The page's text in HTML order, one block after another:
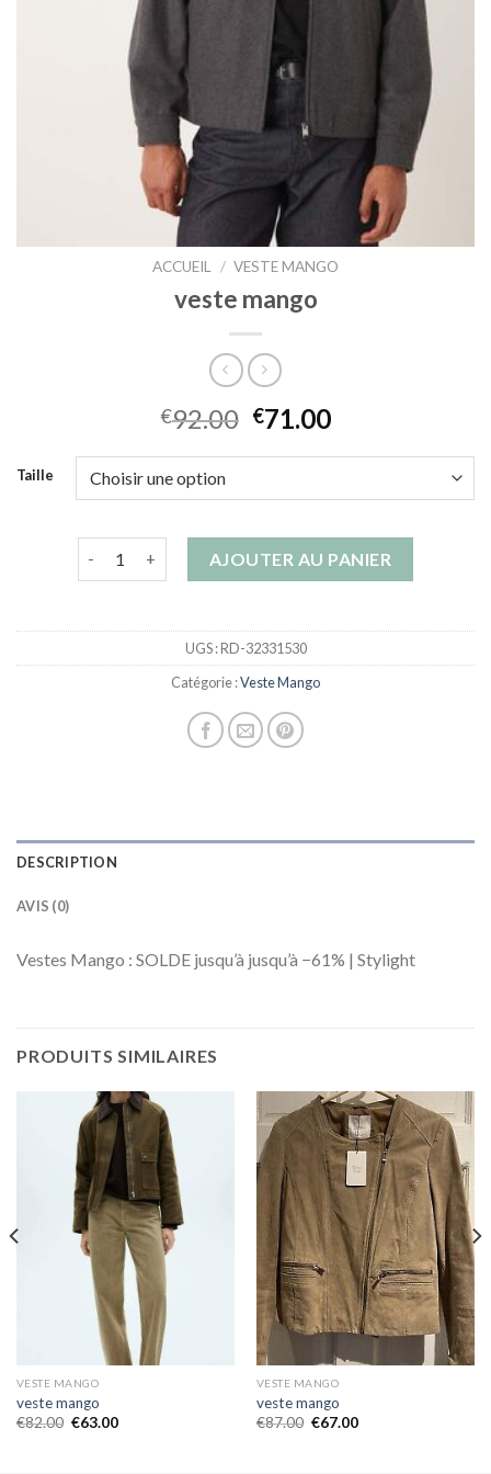
ACCUEIL / VESTE MANGO
veste mango
€92.00 €71.00
Taille
AJOUTER AU PANIER
UGS :RD-32331530
Catégorie :Veste Mango
DESCRIPTION
AVIS (0)
Vestes Mango : SOLDE jusqu’à jusqu’à −61% | Stylight
PRODUITS SIMILAIRES
VESTE MANGO
veste mango
€82.00 €63.00
VESTE MANGO
veste mango
€87.00 €67.00